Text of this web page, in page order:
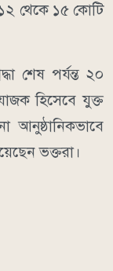
১২ থেকে ১৫ কোটি
শেষ পর্যন্ত ২০
হিসেবে যুক্ত
ভক্তরা।